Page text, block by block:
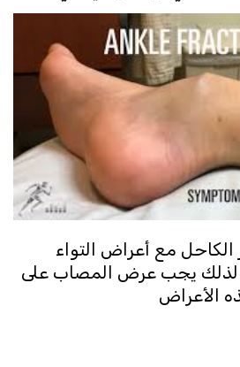
مع أعراض التواء
لذلك يجب عرض المصاب على
الأعراض